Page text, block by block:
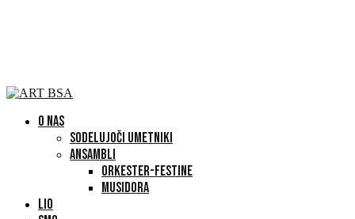
O NAS
SODELUJOČI UMETNIKI
ANSAMBLI
ORKESTER-FESTINE
MUSIDORA
LIO